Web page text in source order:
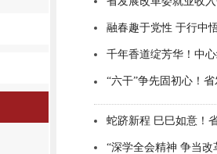
融春趣于党性 于行中
千年香道绽芳华！中
“六干”争先固初心！
蛇跻新程 巳巳如意！
“深学全会精神 争当